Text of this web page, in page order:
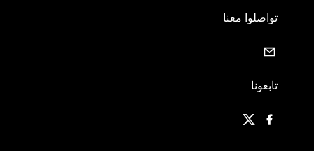
تواصلوا معنا
تابعونا